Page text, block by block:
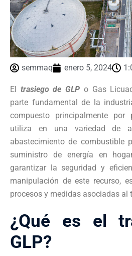
semmaq enero 5, 2024
El trasiego de GLP o Gas
parte fundamental de la
compuesto principalmente
utiliza en una variedad de
abastecimiento de combustible
suministro de energía en
garantizar la seguridad y
manipulación de este recurso,
procesos y medidas asociadas al
¿Qué es el
GLP?